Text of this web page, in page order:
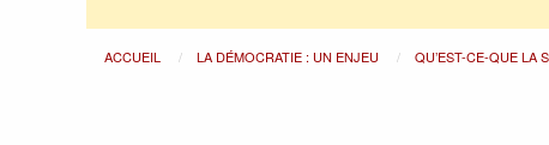
ACCUEIL LA DÉMOCRATIE : UN ENJEU QU’EST-CE-QUE LA